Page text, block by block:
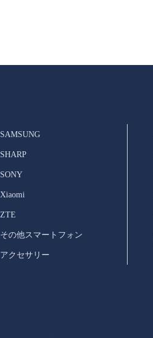
SAMSUNG
SHARP
SONY
Xiaomi
ZTE
その他スマートフォン
アクセサリー